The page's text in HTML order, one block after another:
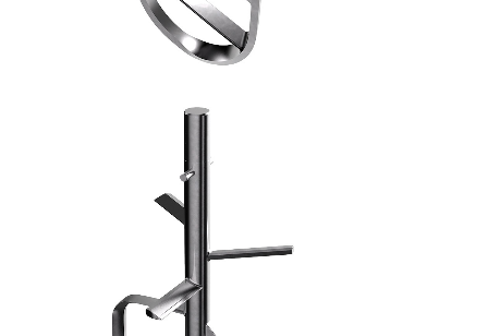
FRUSTA AD ASPI - 7